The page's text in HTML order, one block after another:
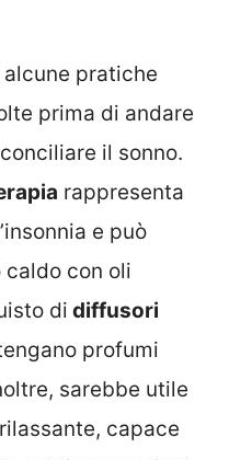
pratiche
prima di andare
il sonno.
rappresenta
e può
caldo con oli
di diffusori
profumi
sarebbe utile
capace